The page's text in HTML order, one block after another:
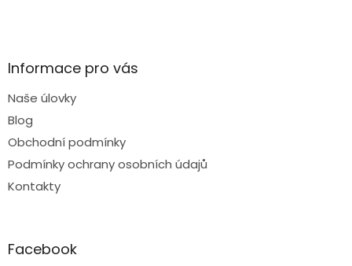
Informace pro vás
Naše úlovky
Blog
Obchodní podmínky
Podmínky ochrany osobních údajů
Kontakty
Facebook